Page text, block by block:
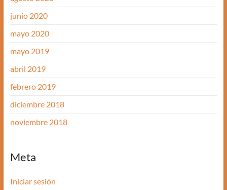
junio 2020
mayo 2020
mayo 2019
abril 2019
febrero 2019
diciembre 2018
noviembre 2018
Meta
Iniciar sesión